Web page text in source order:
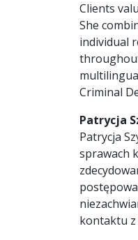
Clients
She
individual
Criminal
Patrycja
Patrycja
sprawach
kontaktu z